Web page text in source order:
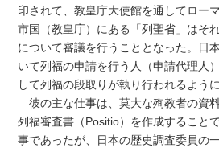
印されて、教皇庁大使館を通してロー
市国（教皇庁）にある「列聖省」はそ
について審議を行うこととなった。日
いて列福の申請を行う人（申請代理人
して列福の段取りが執り行われるよう
彼の主な仕事は、莫大な殉教者の資
列福審査書（Positio）を作成すること
事であったが、日本の歴史調査委員の